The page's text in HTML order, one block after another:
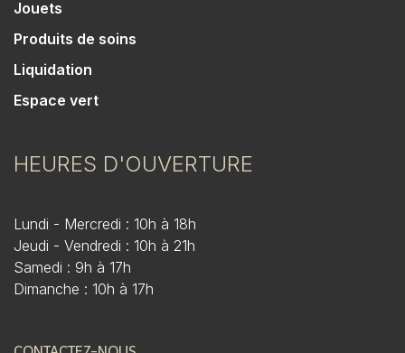
Jouets
Produits de soins
Liquidation
Espace vert
HEURES D'OUVERTURE
Lundi - Mercredi : 10h à 18h
Jeudi - Vendredi : 10h à 21h
Samedi : 9h à 17h
Dimanche : 10h à 17h